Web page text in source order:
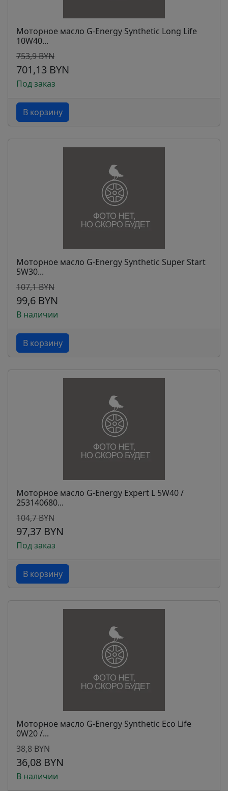
Моторное масло G-Energy Synthetic Long Life
10W40...
753,9 BYN
701,13 BYN
Под заказ
В корзину
Моторное масло G-Energy Synthetic Super Start
5W30...
107,1 BYN
99,6 BYN
В наличии
В корзину
Моторное масло G-Energy Expert L 5W40 /
253140680...
104,7 BYN
97,37 BYN
Под заказ
В корзину
Моторное масло G-Energy Synthetic Eco Life
0W20 /...
38,8 BYN
36,08 BYN
В наличии